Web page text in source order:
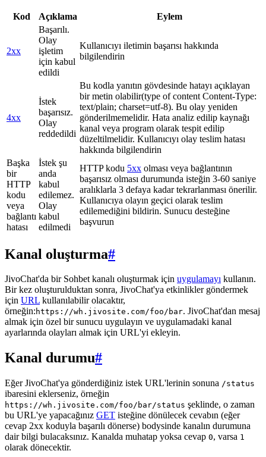
Kod Açıklama Eylem
2xx
Başarılı.
Olay
işletim
için kabul
edildi
Kullanıcıyı iletimin başarısı hakkında
bilgilendirin
4xx
İstek
başarısız.
Olay
reddedildi
Bu kodla yanıtın gövdesinde hatayı açıklayan
bir metin olabilir(type of content Content-Type:
text/plain; charset=utf-8). Bu olay yeniden
gönderilmemelidir. Hata analiz edilip kaynağı
kanal veya program olarak tespit edilip
düzeltilmelidir. Kullanıcıyı olay teslim hatası
hakkında bilgilendirin
Başka
bir
HTTP
kodu
veya
bağlantı
hatası
İstek şu
anda
kabul
edilemez.
Olay
kabul
edilmedi
HTTP kodu 5xx olması veya bağlantının
başarısız olması durumunda isteğin 3-60 saniye
aralıklarla 3 defaya kadar tekrarlanması önerilir.
Kullanıcıya olayın geçici olarak teslim
edilemediğini bildirin. Sunucu desteğine
başvurun
Kanal oluşturma#
JivoChat'da bir Sohbet kanalı oluşturmak için uygulamayı kullanın.
Bir kez oluşturulduktan sonra, JivoChat'ya etkinlikler göndermek
için URL kullanılabilir olacaktır,
örneğin: https://wh.jivosite.com/foo/bar. JivoChat'dan mesaj
almak için özel bir sunucu uygulayın ve uygulamadaki kanal
ayarlarında olayları almak için URL'yi ekleyin.
Kanal durumu#
Eğer JivoChat'ya gönderdiğiniz istek URL'lerinin sonuna /status
ibaresini eklerseniz, örneğin
https://wh.jivosite.com/foo/bar/status şeklinde, o zaman
bu URL'ye yapacağınız GET isteğine dönülecek cevabın (eğer
cevap 2xx koduyla başarılı dönerse) bodysinde kanalın durumuna
dair bilgi bulacaksınız. Kanalda muhatap yoksa cevap 0, varsa 1
olarak dönecektir.